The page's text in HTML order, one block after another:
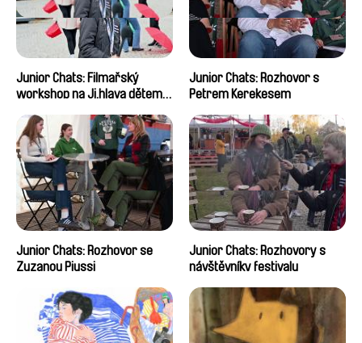
Junior Chats: Filmařský
workshop na Ji.hlava dětem
Junior Chats: Rozhovor s
Petrem Kerekesem
Junior Chats: Rozhovor se
Zuzanou Piussi
Junior Chats: Rozhovory s
návštěvníky festivalu